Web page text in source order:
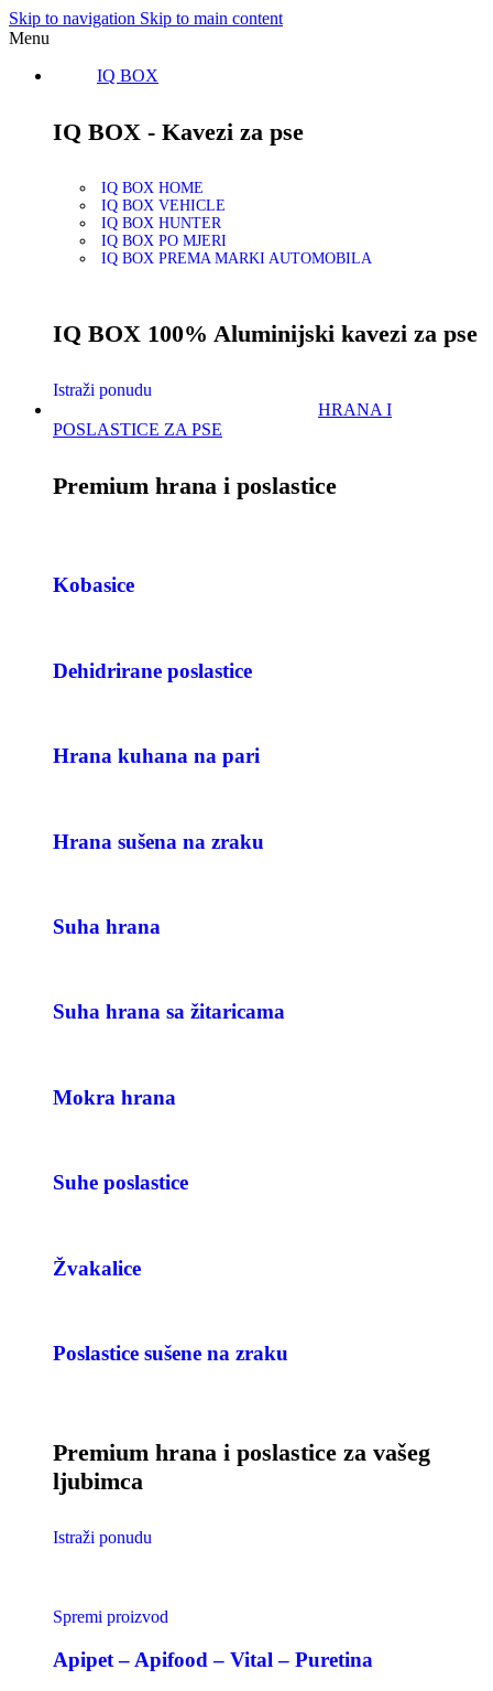
Skip to navigation Skip to main content
Menu
IQ BOX
IQ BOX - Kavezi za pse
IQ BOX HOME
IQ BOX VEHICLE
IQ BOX HUNTER
IQ BOX PO MJERI
IQ BOX PREMA MARKI AUTOMOBILA
IQ BOX 100% Aluminijski kavezi za pse
Istraži ponudu
HRANA I
POSLASTICE ZA PSE
Premium hrana i poslastice
Kobasice
Dehidrirane poslastice
Hrana kuhana na pari
Hrana sušena na zraku
Suha hrana
Suha hrana sa žitaricama
Mokra hrana
Suhe poslastice
Žvakalice
Poslastice sušene na zraku
Premium hrana i poslastice za vašeg
ljubimca
Istraži ponudu
Spremi proizvod
Apipet – Apifood – Vital – Puretina